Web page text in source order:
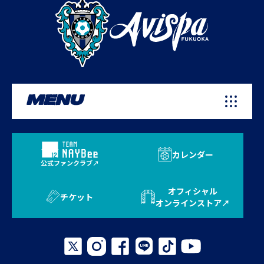
MENU
公式ファンクラブ
カレンダー
チケット
オフィシャル
オンラインストア